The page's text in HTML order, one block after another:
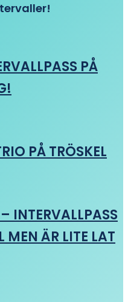
PÅ
PÅ TRÖSKEL
INTERVALLPASS
MEN ÄR LITE LAT